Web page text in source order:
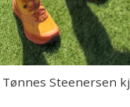
Tønnes